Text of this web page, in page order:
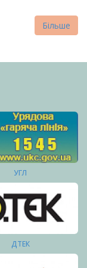
Більше
УГЛ
ДТЕК